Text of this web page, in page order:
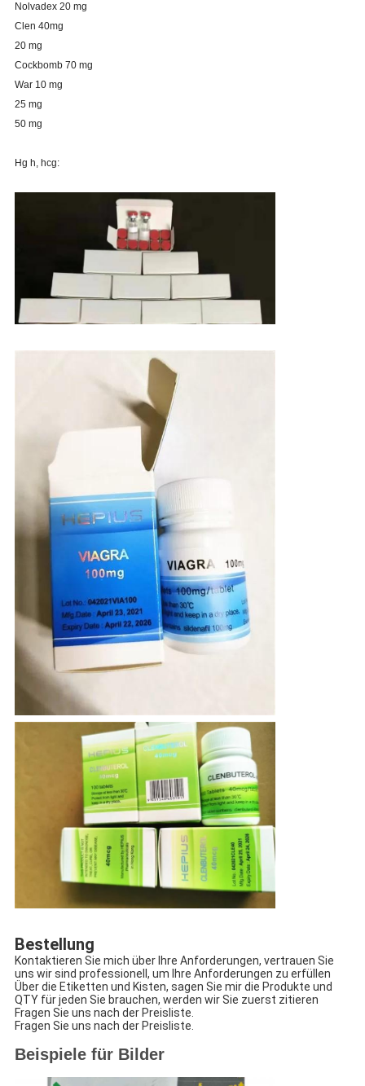
Nolvadex 20 mg
Clen 40mg
20 mg
Cockbomb 70 mg
War 10 mg
25 mg
50 mg
Hg h, hcg:
Bestellung
Kontaktieren Sie mich über Ihre Anforderungen, vertrauen Sie
uns wir sind professionell, um Ihre Anforderungen zu erfüllen
Über die Etiketten und Kisten, sagen Sie mir die Produkte und
QTY für jeden Sie brauchen, werden wir Sie zuerst zitieren
Fragen Sie uns nach der Preisliste.
Fragen Sie uns nach der Preisliste.
Beispiele für Bilder